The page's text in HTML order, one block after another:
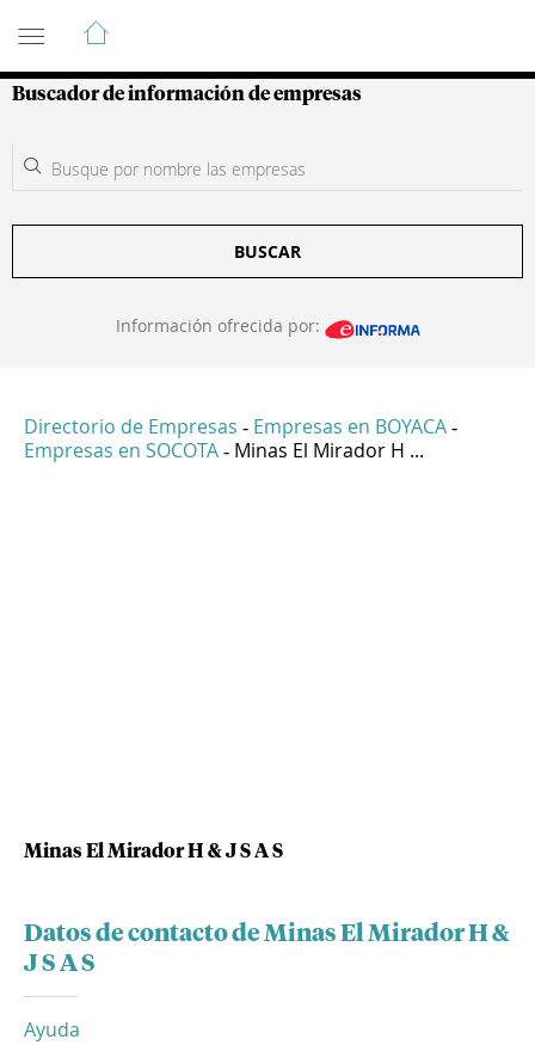
Guía de Empresas Colombianas
Buscador de información de empresas
BUSCAR
Información ofrecida por:
Directorio de Empresas - Empresas en BOYACA -
Empresas en SOCOTA - Minas El Mirador H ...
Minas El Mirador H & J S A S
Datos de contacto de Minas El Mirador H &
J S A S
Ayuda